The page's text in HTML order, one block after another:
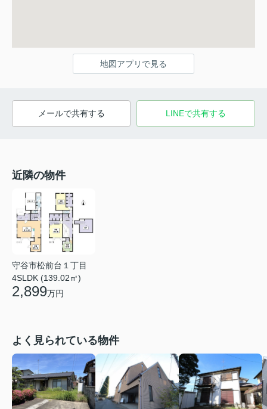
地図アプリで見る
メールで共有する LINEで共有する
近隣の物件
守谷市松前台１丁目
4SLDK (139.02㎡)
2,899万円
よく見られている物件